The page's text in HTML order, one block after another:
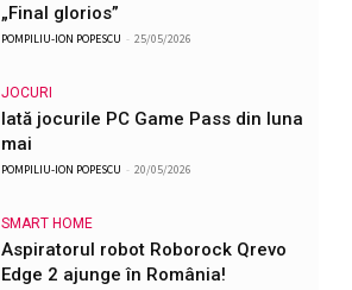
„Final glorios”
POMPILIU-ION POPESCU - 25/05/2026
JOCURI
Iată jocurile PC Game Pass din luna
mai
POMPILIU-ION POPESCU - 20/05/2026
SMART HOME
Aspiratorul robot Roborock Qrevo
Edge 2 ajunge în România!